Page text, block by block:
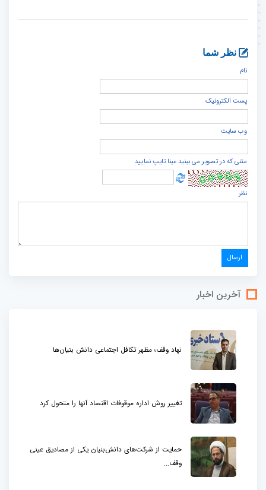
نظر شما
نام
پست الكترونيک
وب سایت
متنی که در تصویر می بینید عینا تایپ نمایید
نظر
آخرین اخبار
نهاد وقف؛ مظهر تکافل اجتماعی دانش بنیان‌ها
تغییر روش اداره موقوفات اقتصاد آنها را متحول کرد
حمایت از شرکت‌های دانش‌بنیان یکی از مصادیق عینی
وقف...